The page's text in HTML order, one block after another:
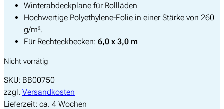
Winterabdeckplane für Rollläden
Hochwertige Polyethylene-Folie in einer Stärke von 260
g/m².
Für Rechteckbecken: 6,0 x 3,0 m
Nicht vorrätig
SKU: BB00750
zzgl. Versandkosten
Lieferzeit: ca. 4 Wochen